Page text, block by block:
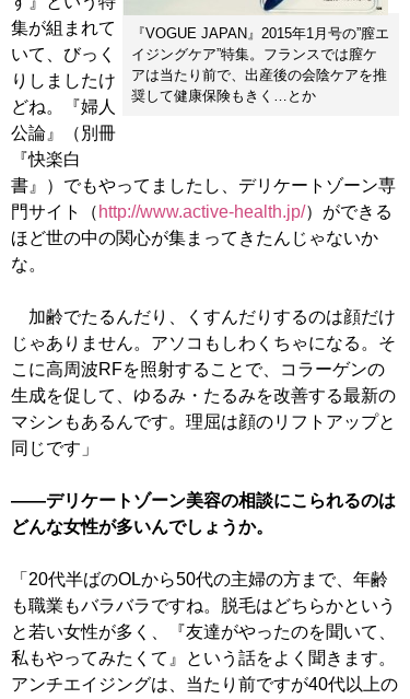
『VOGUE JAPAN』2015年1月号の”膣エ
イジングケア”特集。フランスでは膣ケ
アは当たり前で、出産後の会陰ケアを推
奨して健康保険もきく…とか
集が組まれて
いて、びっく
りしましたけ
どね。『婦人
公論』（別冊
『快楽白
書』）でもやってましたし、デリケートゾーン専
門サイト（ http://www.active-health.jp/）ができる
ほど世の中の関心が集まってきたんじゃないか
な。
加齢でたるんだり、くすんだりするのは顔だけ
じゃありません。アソコもしわくちゃになる。そ
こに高周波RFを照射することで、コラーゲンの
生成を促して、ゆるみ・たるみを改善する最新の
マシンもあるんです。理屈は顔のリフトアップと
同じです」
――デリケートゾーン美容の相談にこられるのは
どんな女性が多いんでしょうか。
「20代半ばのOLから50代の主婦の方まで、年齢
も職業もバラバラですね。脱毛はどちらかという
と若い女性が多く、『友達がやったのを聞いて、
私もやってみたくて』という話をよく聞きます。
アンチエイジングは、当たり前ですが40代以上の